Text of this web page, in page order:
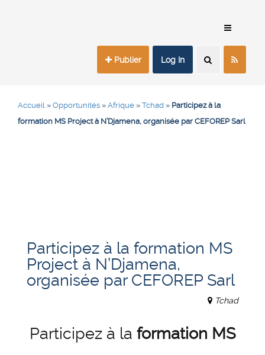
Publier Log In
Accueil » Opportunités » Afrique » Tchad » Participez à la
formation MS Project à N’Djamena, organisée par CEFOREP Sarl
Participez à la formation MS
Project à N’Djamena,
organisée par CEFOREP Sarl
Tchad
Participez à la formation MS